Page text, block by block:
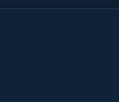
winkel wordt